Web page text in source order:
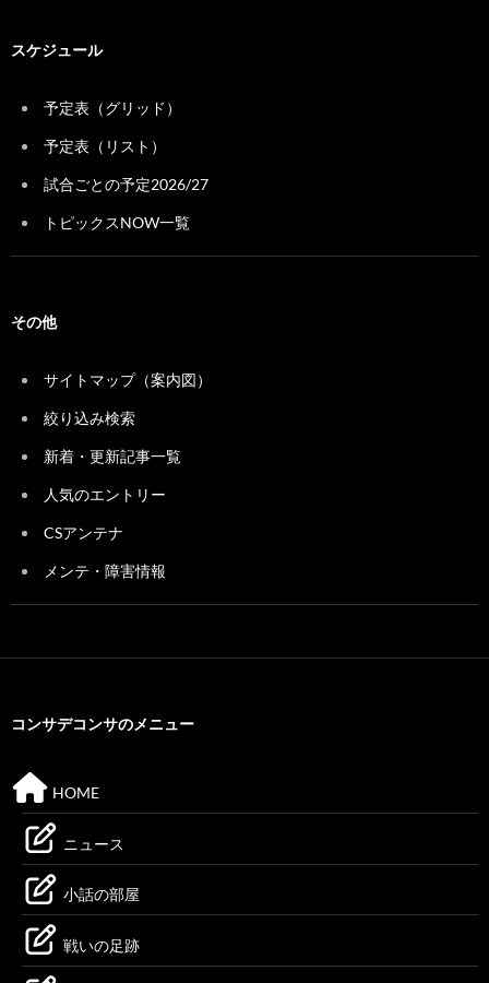
スケジュール
予定表（グリッド）
予定表（リスト）
試合ごとの予定2026/27
トピックスNOW一覧
その他
サイトマップ（案内図）
絞り込み検索
新着・更新記事一覧
人気のエントリー
CSアンテナ
メンテ・障害情報
コンサデコンサのメニュー
HOME
ニュース
小話の部屋
戦いの足跡